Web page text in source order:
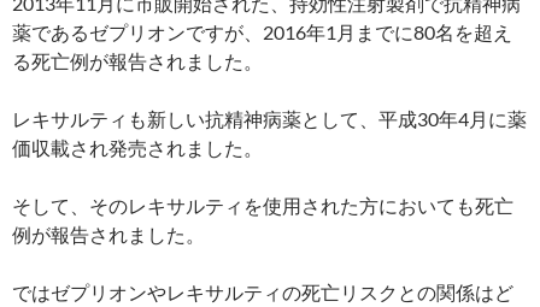
薬であるゼプリオンですが、2016年1月までに80名を超え
る死亡例が報告されました。
レキサルティも新しい抗精神病薬として、平成30年4月に薬
価収載され発売されました。
そして、そのレキサルティを使用された方においても死亡
例が報告されました。
ではゼプリオンやレキサルティの死亡リスクとの関係はど